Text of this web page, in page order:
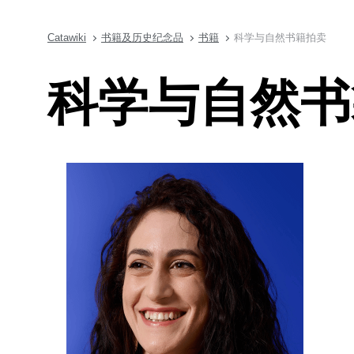
Catawiki 书籍及历史纪念品 书籍 科学与自然书籍拍卖
科学与自然